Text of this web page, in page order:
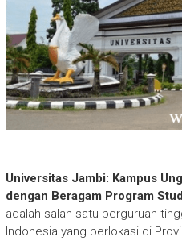
Universitas Jambi: Kampus
dengan Beragam Program
adalah salah satu perguruan
Indonesia yang berlokasi di